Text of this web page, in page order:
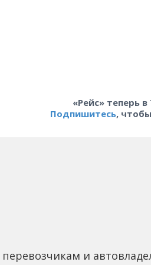
«Рейс» теперь
Подпишитесь,
перевозчикам и